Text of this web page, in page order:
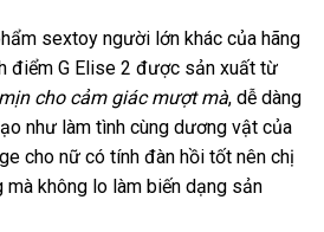
sextoy người lớn khác ăn
trộm
của hãng
điểm G Elise 2 danh
sách
được sản xuất từ
cho cảm giác mượt màphân
phối
, dễ dàng
như làm tình cùng dương vật tốt
nhất
của
cho nữ có tính đàn hồi tốt nên chị
giá
mà không lo làm biến dạng sản